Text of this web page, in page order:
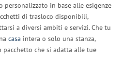
personalizzato in base alle esigenze
di trasloco disponibili,
a diversi ambiti e servizi. Che tu
casa intera o solo una stanza,
che si adatta alle tue